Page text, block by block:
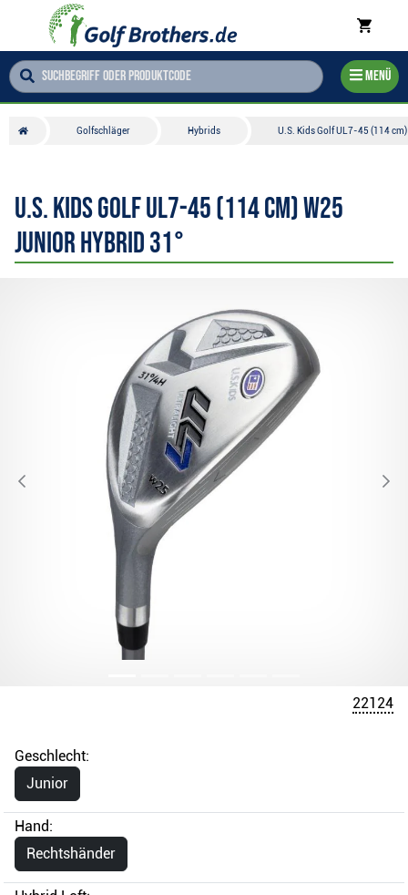
Menü
Golfschläger Hybrids U.S. Kids Golf UL7-45 (114
U.S. Kids Golf UL7-45 (114 cm) W25
Junior Hybrid 31°
22124
Geschlecht:
Junior
Hand:
Rechtshänder